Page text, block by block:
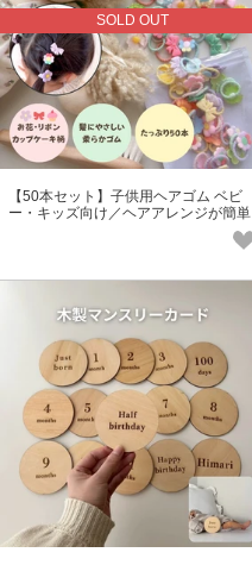
SOLD OUT
【50本セット】子供用ヘアゴム ベビ
ー・キッズ向け／ヘアアレンジが簡単